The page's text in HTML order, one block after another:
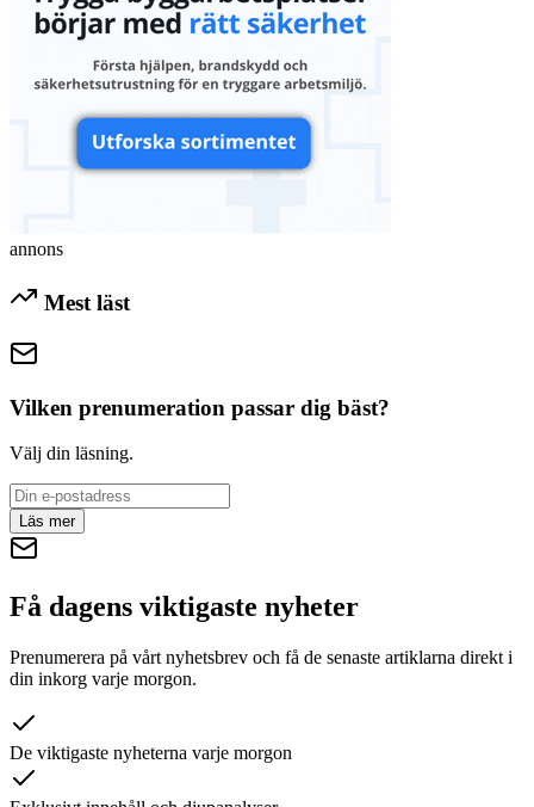
annons
Mest läst
Vilken prenumeration passar dig bäst?
Välj din läsning.
Läs mer
Få dagens viktigaste nyheter
Prenumerera på vårt nyhetsbrev och få de senaste artiklarna direkt i
din inkorg varje morgon.
De viktigaste nyheterna varje morgon